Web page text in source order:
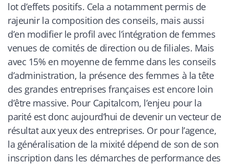
lot d’effets positifs. Cela a notamment permis de
rajeunir la composition des conseils, mais aussi
d’en modifier le profil avec l’intégration de femmes
venues de comités de direction ou de filiales. Mais
avec 15% en moyenne de femme dans les conseils
d’administration, la présence des femmes à la tête
des grandes entreprises françaises est encore loin
d’être massive. Pour Capitalcom, l’enjeu pour la
parité est donc aujourd’hui de devenir un vecteur de
résultat aux yeux des entreprises. Or pour l’agence,
la généralisation de la mixité dépend de son de son
inscription dans les démarches de performance des